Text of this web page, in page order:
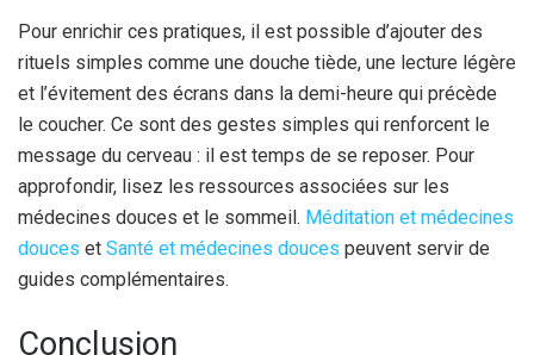
Pour enrichir ces pratiques, il est possible d’ajouter des
rituels simples comme une douche tiède, une lecture légère
et l’évitement des écrans dans la demi-heure qui précède
le coucher. Ce sont des gestes simples qui renforcent le
message du cerveau : il est temps de se reposer. Pour
approfondir, lisez les ressources associées sur les
médecines douces et le sommeil. Méditation et médecines
douces et Santé et médecines douces peuvent servir de
guides complémentaires.
Conclusion